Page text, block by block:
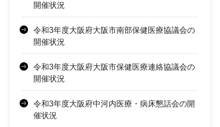
開催状況
令和3年度大阪府大阪市南部保健医療協議会の
開催状況
令和3年度大阪府大阪市保健医療連絡協議会の
開催状況
令和3年度大阪府中河内医療・病床懇話会の開
催状況